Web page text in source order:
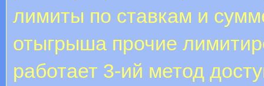
лимиты по ставкам и
отыгрыша прочие
работает 3-ий метод